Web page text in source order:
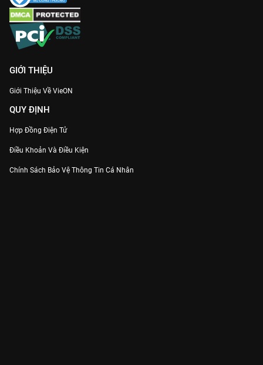
GIỚI THIỆU
Giới Thiệu Về VieON
QUY ĐỊNH
Hợp Đồng Điện Tử
Điều Khoản Và Điều Kiện
Chính Sách Bảo Vệ Thông Tin Cá Nhân